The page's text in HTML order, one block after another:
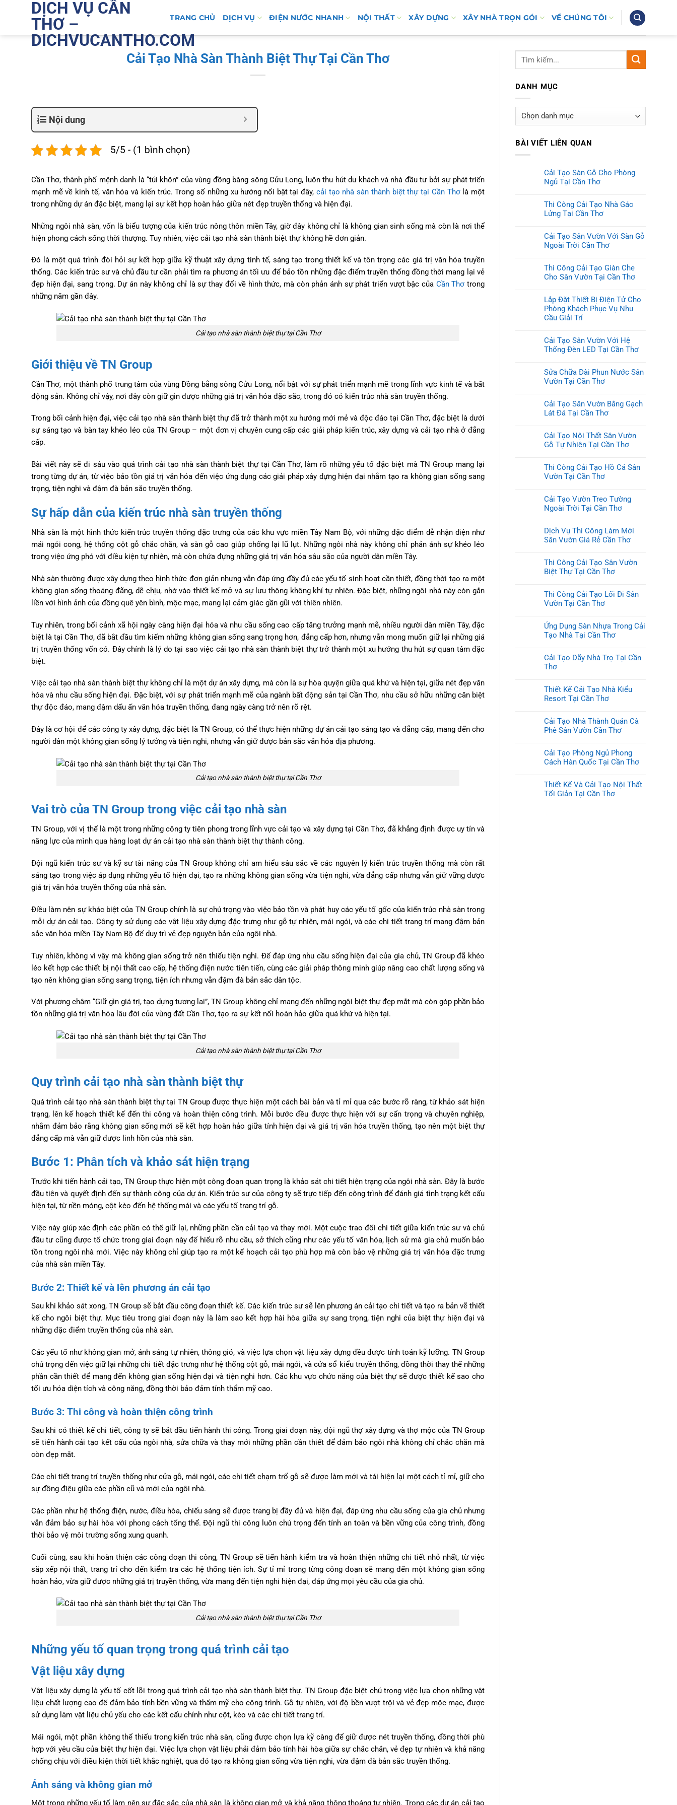
DỊCH VỤ CẦN
THƠ –
DICHVUCANTHO.COM
TRANG CHỦ DỊCH VỤ ĐIỆN NƯỚC NHANH NỘI THẤT XÂY DỰNG XÂY NHÀ TRỌN GÓI VỀ CHÚNG TÔI
Cải Tạo Nhà Sàn Thành Biệt Thự Tại Cần Thơ
Nội dung
5/5 - (1 bình chọn)
Cần Thơ, thành phố mệnh danh là “túi khôn” của vùng đồng bằng sông Cửu Long, luôn thu hút du khách và nhà đầu tư bởi sự phát triển
mạnh mẽ về kinh tế, văn hóa và kiến trúc. Trong số những xu hướng nổi bật tại đây, cải tạo nhà sàn thành biệt thự tại Cần Thơlà một
trong những dự án đặc biệt, mang lại sự kết hợp hoàn hảo giữa nét đẹp truyền thống và hiện đại.
Những ngôi nhà sàn, vốn là biểu tượng của kiến trúc nông thôn miền Tây, giờ đây không chỉ là không gian sinh sống mà còn là nơi thể
hiện phong cách sống thời thượng. Tuy nhiên, việc cải tạo nhà sàn thành biệt thự không hề đơn giản.
Đó là một quá trình đòi hỏi sự kết hợp giữa kỹ thuật xây dựng tinh tế, sáng tạo trong thiết kế và tôn trọng các giá trị văn hóa truyền
thống. Các kiến trúc sư và chủ đầu tư cần phải tìm ra phương án tối ưu để bảo tồn những đặc điểm truyền thống đồng thời mang lại vẻ
đẹp hiện đại, sang trọng. Dự án này không chỉ là sự thay đổi về hình thức, mà còn phản ánh sự phát triển vượt bậc của Cần Thơ trong
những năm gần đây.
Cải tạo nhà sàn thành biệt thự tại Cần Thơ
Giới thiệu về TN Group
Cần Thơ, một thành phố trung tâm của vùng Đồng bằng sông Cửu Long, nổi bật với sự phát triển mạnh mẽ trong lĩnh vực kinh tế và bất
động sản. Không chỉ vậy, nơi đây còn giữ gìn được những giá trị văn hóa đặc sắc, trong đó có kiến trúc nhà sàn truyền thống.
Trong bối cảnh hiện đại, việc cải tạo nhà sàn thành biệt thự đã trở thành một xu hướng mới mẻ và độc đáo tại Cần Thơ, đặc biệt là dưới
sự sáng tạo và bàn tay khéo léo của TN Group – một đơn vị chuyên cung cấp các giải pháp kiến trúc, xây dựng và cải tạo nhà ở đẳng
cấp.
Bài viết này sẽ đi sâu vào quá trình cải tạo nhà sàn thành biệt thự tại Cần Thơ, làm rõ những yếu tố đặc biệt mà TN Group mang lại
trong từng dự án, từ việc bảo tồn giá trị văn hóa đến việc ứng dụng các giải pháp xây dựng hiện đại nhằm tạo ra không gian sống sang
trọng, tiện nghi và đậm đà bản sắc truyền thống.
Sự hấp dẫn của kiến trúc nhà sàn truyền thống
Nhà sàn là một hình thức kiến trúc truyền thống đặc trưng của các khu vực miền Tây Nam Bộ, với những đặc điểm dễ nhận diện như
mái ngói cong, hệ thống cột gỗ chắc chắn, và sàn gỗ cao giúp chống lại lũ lụt. Những ngôi nhà này không chỉ phản ánh sự khéo léo
trong việc ứng phó với điều kiện tự nhiên, mà còn chứa đựng những giá trị văn hóa sâu sắc của người dân miền Tây.
Nhà sàn thường được xây dựng theo hình thức đơn giản nhưng vẫn đáp ứng đầy đủ các yếu tố sinh hoạt cần thiết, đồng thời tạo ra một
không gian sống thoáng đãng, dễ chịu, nhờ vào thiết kế mở và sự lưu thông không khí tự nhiên. Đặc biệt, những ngôi nhà này còn gắn
liền với hình ảnh của đồng quê yên bình, mộc mạc, mang lại cảm giác gần gũi với thiên nhiên.
Tuy nhiên, trong bối cảnh xã hội ngày càng hiện đại hóa và nhu cầu sống cao cấp tăng trưởng mạnh mẽ, nhiều người dân miền Tây, đặc
biệt là tại Cần Thơ, đã bắt đầu tìm kiếm những không gian sống sang trọng hơn, đẳng cấp hơn, nhưng vẫn mong muốn giữ lại những giá
trị truyền thống vốn có. Đây chính là lý do tại sao việc cải tạo nhà sàn thành biệt thự trở thành một xu hướng thu hút sự quan tâm đặc
biệt.
Việc cải tạo nhà sàn thành biệt thự không chỉ là một dự án xây dựng, mà còn là sự hòa quyện giữa quá khứ và hiện tại, giữa nét đẹp văn
hóa và nhu cầu sống hiện đại. Đặc biệt, với sự phát triển mạnh mẽ của ngành bất động sản tại Cần Thơ, nhu cầu sở hữu những căn biệt
thự độc đáo, mang đậm dấu ấn văn hóa truyền thống, đang ngày càng trở nên rõ rệt.
Đây là cơ hội để các công ty xây dựng, đặc biệt là TN Group, có thể thực hiện những dự án cải tạo sáng tạo và đẳng cấp, mang đến cho
người dân một không gian sống lý tưởng và tiện nghi, nhưng vẫn giữ được bản sắc văn hóa địa phương.
Cải tạo nhà sàn thành biệt thự tại Cần Thơ
Vai trò của TN Group trong việc cải tạo nhà sàn
TN Group, với vị thế là một trong những công ty tiên phong trong lĩnh vực cải tạo và xây dựng tại Cần Thơ, đã khẳng định được uy tín và
năng lực của mình qua hàng loạt dự án cải tạo nhà sàn thành biệt thự thành công.
Đội ngũ kiến trúc sư và kỹ sư tài năng của TN Group không chỉ am hiểu sâu sắc về các nguyên lý kiến trúc truyền thống mà còn rất
sáng tạo trong việc áp dụng những yếu tố hiện đại, tạo ra những không gian sống vừa tiện nghi, vừa đẳng cấp nhưng vẫn giữ vững được
giá trị văn hóa truyền thống của nhà sàn.
Điều làm nên sự khác biệt của TN Group chính là sự chú trọng vào việc bảo tồn và phát huy các yếu tố gốc của kiến trúc nhà sàn trong
mỗi dự án cải tạo. Công ty sử dụng các vật liệu xây dựng đặc trưng như gỗ tự nhiên, mái ngói, và các chi tiết trang trí mang đậm bản
sắc văn hóa miền Tây Nam Bộ để duy trì vẻ đẹp nguyên bản của ngôi nhà.
Tuy nhiên, không vì vậy mà không gian sống trở nên thiếu tiện nghi. Để đáp ứng nhu cầu sống hiện đại của gia chủ, TN Group đã khéo
léo kết hợp các thiết bị nội thất cao cấp, hệ thống điện nước tiên tiến, cùng các giải pháp thông minh giúp nâng cao chất lượng sống và
tạo nên không gian sống sang trọng, tiện ích nhưng vẫn đậm đà bản sắc dân tộc.
Với phương châm “Giữ gìn giá trị, tạo dựng tương lai”, TN Group không chỉ mang đến những ngôi biệt thự đẹp mắt mà còn góp phần bảo
tồn những giá trị văn hóa lâu đời của vùng đất Cần Thơ, tạo ra sự kết nối hoàn hảo giữa quá khứ và hiện tại.
Cải tạo nhà sàn thành biệt thự tại Cần Thơ
Quy trình cải tạo nhà sàn thành biệt thự
Quá trình cải tạo nhà sàn thành biệt thự tại TN Group được thực hiện một cách bài bản và tỉ mỉ qua các bước rõ ràng, từ khảo sát hiện
trạng, lên kế hoạch thiết kế đến thi công và hoàn thiện công trình. Mỗi bước đều được thực hiện với sự cẩn trọng và chuyên nghiệp,
nhằm đảm bảo rằng không gian sống mới sẽ kết hợp hoàn hảo giữa tính hiện đại và giá trị văn hóa truyền thống, tạo nên một biệt thự
đẳng cấp mà vẫn giữ được linh hồn của nhà sàn.
Bước 1: Phân tích và khảo sát hiện trạng
Trước khi tiến hành cải tạo, TN Group thực hiện một công đoạn quan trọng là khảo sát chi tiết hiện trạng của ngôi nhà sàn. Đây là bước
đầu tiên và quyết định đến sự thành công của dự án. Kiến trúc sư của công ty sẽ trực tiếp đến công trình để đánh giá tình trạng kết cấu
hiện tại, từ nền móng, cột kèo đến hệ thống mái và các yếu tố trang trí gỗ.
Việc này giúp xác định các phần có thể giữ lại, những phần cần cải tạo và thay mới. Một cuộc trao đổi chi tiết giữa kiến trúc sư và chủ
đầu tư cũng được tổ chức trong giai đoạn này để hiểu rõ nhu cầu, sở thích cũng như các yếu tố văn hóa, lịch sử mà gia chủ muốn bảo
tồn trong ngôi nhà mới. Việc này không chỉ giúp tạo ra một kế hoạch cải tạo phù hợp mà còn bảo vệ những giá trị văn hóa đặc trưng
của nhà sàn miền Tây.
Bước 2: Thiết kế và lên phương án cải tạo
Sau khi khảo sát xong, TN Group sẽ bắt đầu công đoạn thiết kế. Các kiến trúc sư sẽ lên phương án cải tạo chi tiết và tạo ra bản vẽ thiết
kế cho ngôi biệt thự. Mục tiêu trong giai đoạn này là làm sao kết hợp hài hòa giữa sự sang trọng, tiện nghi của biệt thự hiện đại và
những đặc điểm truyền thống của nhà sàn.
Các yếu tố như không gian mở, ánh sáng tự nhiên, thông gió, và việc lựa chọn vật liệu xây dựng đều được tính toán kỹ lưỡng. TN Group
chú trọng đến việc giữ lại những chi tiết đặc trưng như hệ thống cột gỗ, mái ngói, và cửa sổ kiểu truyền thống, đồng thời thay thế những
phần cần thiết để mang đến không gian sống hiện đại và tiện nghi hơn. Các khu vực chức năng của biệt thự sẽ được thiết kế sao cho
tối ưu hóa diện tích và công năng, đồng thời bảo đảm tính thẩm mỹ cao.
Bước 3: Thi công và hoàn thiện công trình
Sau khi có thiết kế chi tiết, công ty sẽ bắt đầu tiến hành thi công. Trong giai đoạn này, đội ngũ thợ xây dựng và thợ mộc của TN Group
sẽ tiến hành cải tạo kết cấu của ngôi nhà, sửa chữa và thay mới những phần cần thiết để đảm bảo ngôi nhà không chỉ chắc chắn mà
còn đẹp mắt.
Các chi tiết trang trí truyền thống như cửa gỗ, mái ngói, các chi tiết chạm trổ gỗ sẽ được làm mới và tái hiện lại một cách tỉ mỉ, giữ cho
sự đồng điệu giữa các phần cũ và mới của ngôi nhà.
Các phần như hệ thống điện, nước, điều hòa, chiếu sáng sẽ được trang bị đầy đủ và hiện đại, đáp ứng nhu cầu sống của gia chủ nhưng
vẫn đảm bảo sự hài hòa với phong cách tổng thể. Đội ngũ thi công luôn chú trọng đến tính an toàn và bền vững của công trình, đồng
thời bảo vệ môi trường sống xung quanh.
Cuối cùng, sau khi hoàn thiện các công đoạn thi công, TN Group sẽ tiến hành kiểm tra và hoàn thiện những chi tiết nhỏ nhất, từ việc
sắp xếp nội thất, trang trí cho đến kiểm tra các hệ thống tiện ích. Sự tỉ mỉ trong từng công đoạn sẽ mang đến một không gian sống
hoàn hảo, vừa giữ được những giá trị truyền thống, vừa mang đến tiện nghi hiện đại, đáp ứng mọi yêu cầu của gia chủ.
Cải tạo nhà sàn thành biệt thự tại Cần Thơ
Những yếu tố quan trọng trong quá trình cải tạo
Vật liệu xây dựng
Vật liệu xây dựng là yếu tố cốt lõi trong quá trình cải tạo nhà sàn thành biệt thự. TN Group đặc biệt chú trọng việc lựa chọn những vật
liệu chất lượng cao để đảm bảo tính bền vững và thẩm mỹ cho công trình. Gỗ tự nhiên, với độ bền vượt trội và vẻ đẹp mộc mạc, được
sử dụng làm vật liệu chủ yếu cho các kết cấu chính như cột, kèo và các chi tiết trang trí.
Mái ngói, một phần không thể thiếu trong kiến trúc nhà sàn, cũng được chọn lựa kỹ càng để giữ được nét truyền thống, đồng thời phù
hợp với yêu cầu của biệt thự hiện đại. Việc lựa chọn vật liệu phải đảm bảo tính hài hòa giữa sự chắc chắn, vẻ đẹp tự nhiên và khả năng
chống chịu với điều kiện thời tiết khắc nghiệt, qua đó tạo ra không gian sống vừa tiện nghi, vừa đậm đà bản sắc truyền thống.
Ánh sáng và không gian mở
Một trong những yếu tố làm nên sự đặc sắc của nhà sàn là không gian mở và khả năng thông thoáng tự nhiên. Trong các dự án cải tạo
DANH MỤC
Danh
BÀI VIẾT LIÊN QUAN
Cải Tạo Sàn Gỗ Cho Phòng
Ngủ Tại Cần Thơ
Thi Công Cải Tạo Nhà Gác
Lửng Tại Cần Thơ
Cải Tạo Sân Vườn Với Sàn Gỗ
Ngoài Trời Cần Thơ
Thi Công Cải Tạo Giàn Che
Cho Sân Vườn Tại Cần Thơ
Lắp Đặt Thiết Bị Điện Tử Cho
Phòng Khách Phục Vụ Nhu
Cầu Giải Trí
Cải Tạo Sân Vườn Với Hệ
Thống Đèn LED Tại Cần Thơ
Sửa Chữa Đài Phun Nước Sân
Vườn Tại Cần Thơ
Cải Tạo Sân Vườn Bằng Gạch
Lát Đá Tại Cần Thơ
Cải Tạo Nội Thất Sân Vườn
Gỗ Tự Nhiên Tại Cần Thơ
Thi Công Cải Tạo Hồ Cá Sân
Vườn Tại Cần Thơ
Cải Tạo Vườn Treo Tường
Ngoài Trời Tại Cần Thơ
Dịch Vụ Thi Công Làm Mới
Sân Vườn Giá Rẻ Cần Thơ
Thi Công Cải Tạo Sân Vườn
Biệt Thự Tại Cần Thơ
Thi Công Cải Tạo Lối Đi Sân
Vườn Tại Cần Thơ
Ứng Dụng Sàn Nhựa Trong Cải
Tạo Nhà Tại Cần Thơ
Cải Tạo Dãy Nhà Trọ Tại Cần
Thơ
Thiết Kế Cải Tạo Nhà Kiểu
Resort Tại Cần Thơ
Cải Tạo Nhà Thành Quán Cà
Phê Sân Vườn Cần Thơ
Cải Tạo Phòng Ngủ Phong
Cách Hàn Quốc Tại Cần Thơ
Thiết Kế Và Cải Tạo Nội Thất
Tối Giản Tại Cần Thơ